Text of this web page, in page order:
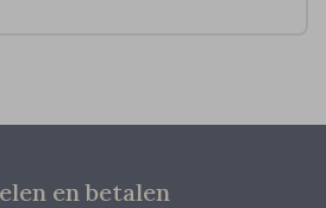
en betalen